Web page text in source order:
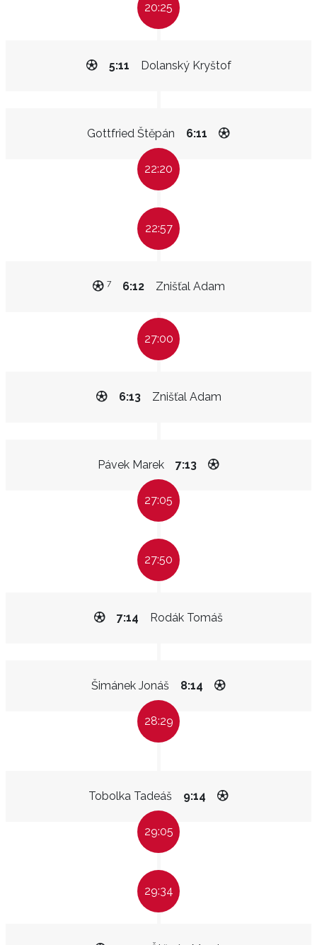
20:25
Dolanský Kryštof
5:11
Gottfried Štěpán 6:11
22:20
22:57
Znišťal Adam
6:12
7
27:00
Znišťal Adam
6:13
Pávek Marek 7:13
27:05
27:50
Rodák Tomáš
7:14
Šimánek Jonáš 8:14
28:29
Tobolka Tadeáš 9:14
29:05
29:34